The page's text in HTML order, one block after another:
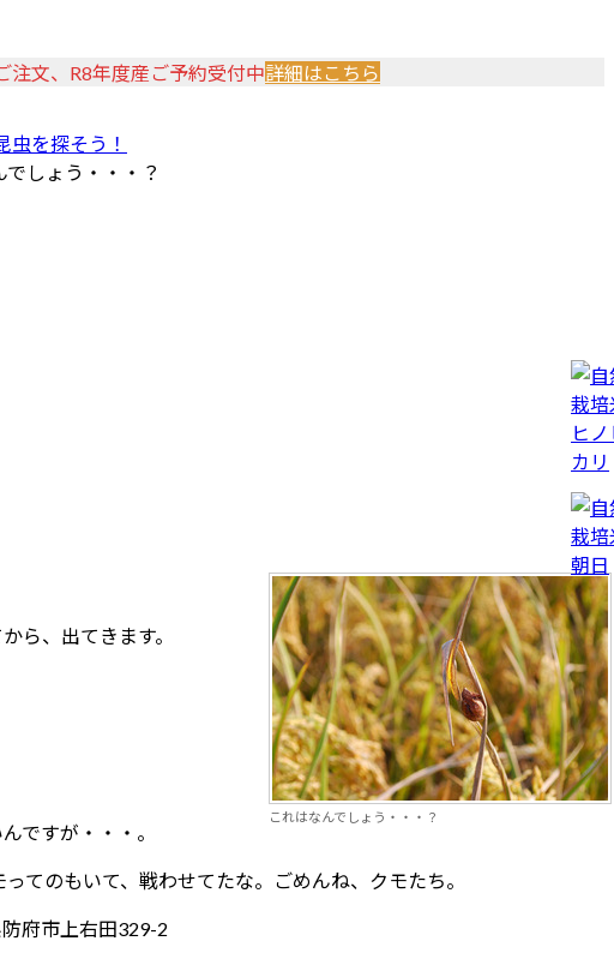
注文、R8年度産ご予約受付中詳細はこちら
虫を探そう！
でしょう・・・？
これはなんでしょう・・・？
ら、出てきます。
ですが・・・。
てのもいて、戦わせてたな。ごめんね、クモたち。